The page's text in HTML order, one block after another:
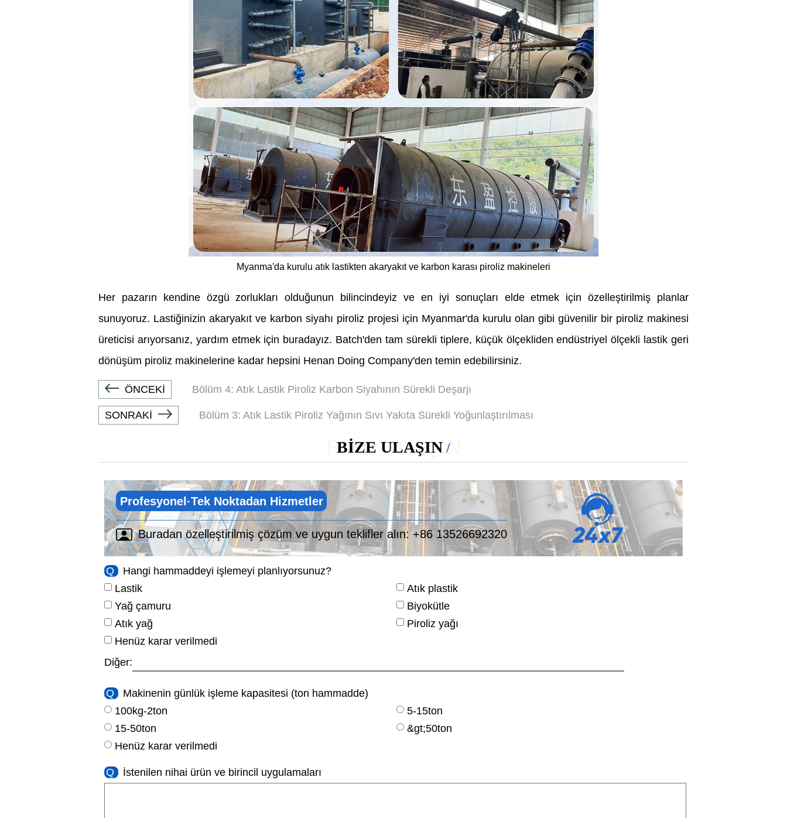
Myanma'da kurulu atık lastikten akaryakıt ve karbon karası piroliz makineleri
Her pazarın kendine özgü zorlukları olduğunun bilincindeyiz ve en iyi sonuçları elde etmek için özelleştirilmiş planlar
sunuyoruz. Lastiğinizin akaryakıt ve karbon siyahı piroliz projesi için Myanmar'da kurulu olan gibi güvenilir bir piroliz makinesi
üreticisi arıyorsanız, yardım etmek için buradayız. Batch'den tam sürekli tiplere, küçük ölçekliden endüstriyel ölçekli lastik geri
dönüşüm piroliz makinelerine kadar hepsini Henan Doing Company'den temin edebilirsiniz.
ÖNCEKİ Bölüm 4: Atık Lastik Piroliz Karbon Siyahının Sürekli Deşarjı
SONRAKİ Bölüm 3: Atık Lastik Piroliz Yağının Sıvı Yakıta Sürekli Yoğunlaştırılması
BIZE ULAŞIN
BİZE ULAŞIN
Profesyonel·Tek Noktadan Hizmetler
Buradan özelleştirilmiş çözüm ve uygun teklifler alın: +86 13526692320
Q
Hangi hammaddeyi işlemeyi planlıyorsunuz?
Lastik
Atık plastik
Yağ çamuru
Biyokütle
Atık yağ
Piroliz yağı
Henüz karar verilmedi
Diğer:
Q
Makinenin günlük işleme kapasitesi (ton hammadde)
100kg-2ton
5-15ton
15-50ton
&gt;50ton
Henüz karar verilmedi
Q İstenilen nihai ürün ve birincil uygulamaları